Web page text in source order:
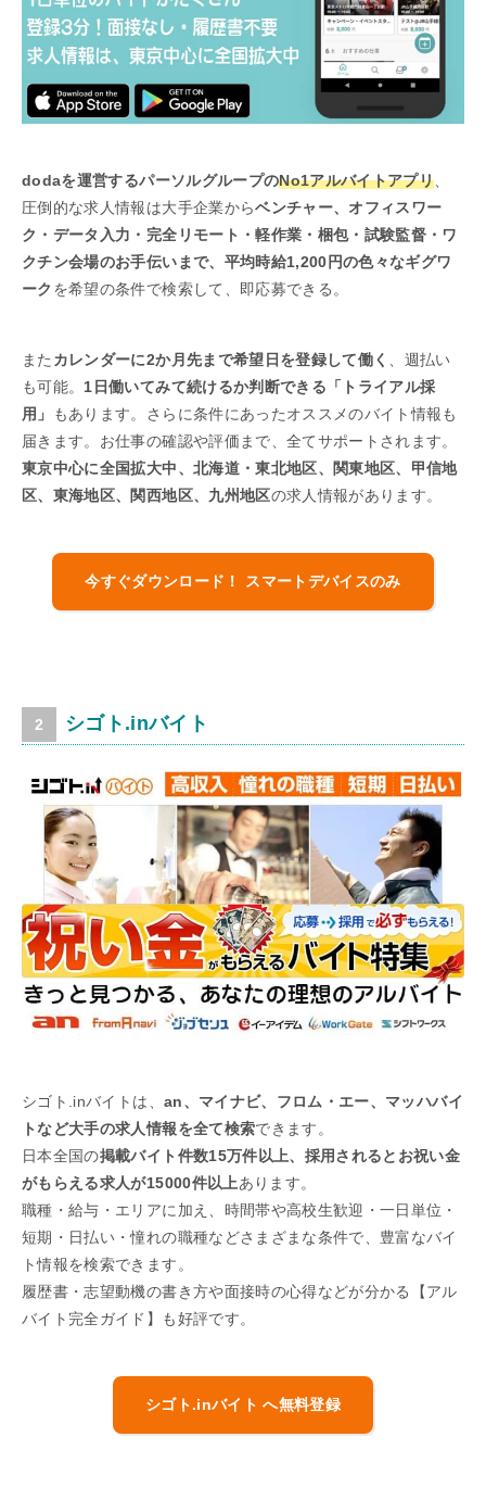
dodaを運営するパーソルグループのNo1アルバイトアプリ
圧倒的な求人情報は大手企業からベンチャー、オフィスワー
ク・データ入力・完全リモート・軽作業・梱包・試験監督・ワ
クチン会場のお手伝いまで、平均時給1,200円の色々なギグワ
ーク を希望の条件で検索して、即応募できる。
また カレンダーに2か月先まで希望日を登録して働く
、週払い
も可能。 1日働いてみて続けるか判断できる「トライアル採
用」
もあります。さらに条件にあったオススメのバイト情報も
届きます。お仕事の確認や評価まで、全てサポートされます。
東京中心に全国拡大中、北海道・東北地区、関東地区、甲信地
区、東海地区、関西地区、九州地区の求人情報があります。
今すぐダウンロード！ スマートデバイスのみ
シゴト.inバイト
シゴト.inバイトは、 an、マイナビ、フロム・エー、マッハバイ
トなど大手の求人情報を全て検索できます。
日本全国の掲載バイト件数15万件以上、採用されるとお祝い金
がもらえる求人が15000件以上あります。
職種・給与・エリアに加え、時間帯や高校生歓迎・一日単位・
短期・日払い・憧れの職種などさまざまな条件で、豊富なバイ
ト情報を検索できます。
履歴書・志望動機の書き方や面接時の心得などが分かる【アル
バイト完全ガイド】も好評です。
シゴト.inバイト へ無料登録